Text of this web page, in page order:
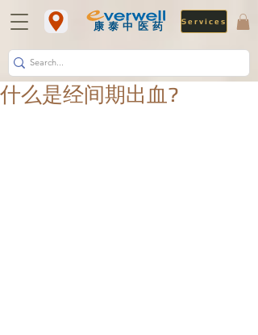
Services
​康泰中医药
什么是经间期出血?